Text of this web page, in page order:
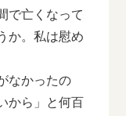
で亡くなって
か。私は慰め
なかったの
から」と何百